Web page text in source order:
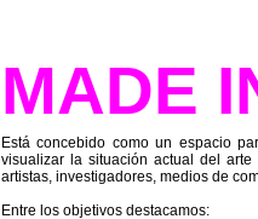
MADE
Está concebido como un espacio
visualizar la situación actual del
artistas, investigadores, medios de
Entre los objetivos destacamos: